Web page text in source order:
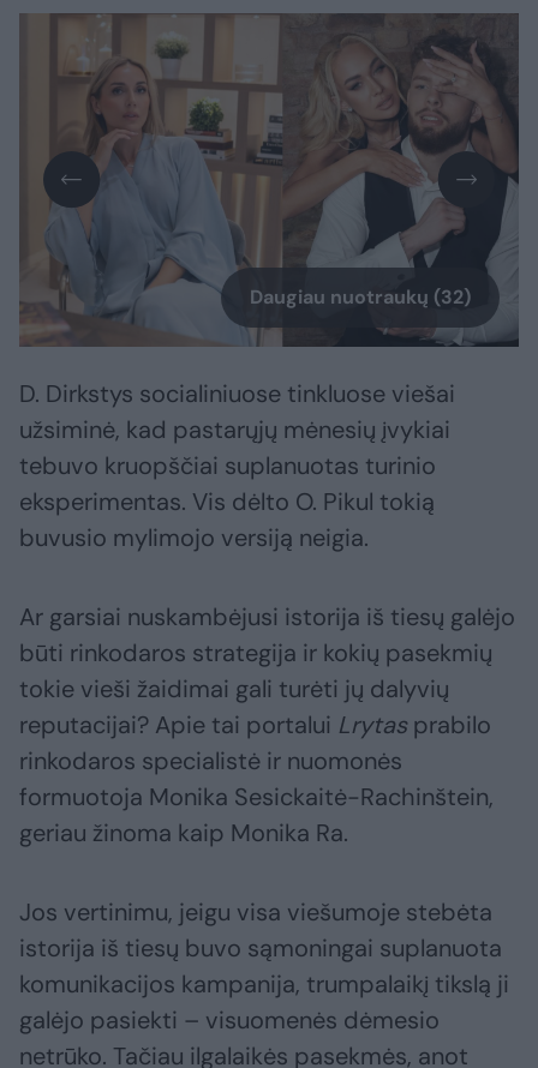
Daugiau nuotraukų (32)
D. Dirkstys socialiniuose tinkluose viešai
užsiminė, kad pastarųjų mėnesių įvykiai
tebuvo kruopščiai suplanuotas turinio
eksperimentas. Vis dėlto O. Pikul tokią
buvusio mylimojo versiją neigia.
Ar garsiai nuskambėjusi istorija iš tiesų galėjo
būti rinkodaros strategija ir kokių pasekmių
tokie vieši žaidimai gali turėti jų dalyvių
reputacijai? Apie tai portalui Lrytasprabilo
rinkodaros specialistė ir nuomonės
formuotoja Monika Sesickaitė-Rachinštein,
geriau žinoma kaip Monika Ra.
Jos vertinimu, jeigu visa viešumoje stebėta
istorija iš tiesų buvo sąmoningai suplanuota
komunikacijos kampanija, trumpalaikį tikslą ji
galėjo pasiekti – visuomenės dėmesio
netrūko. Tačiau ilgalaikės pasekmės, anot